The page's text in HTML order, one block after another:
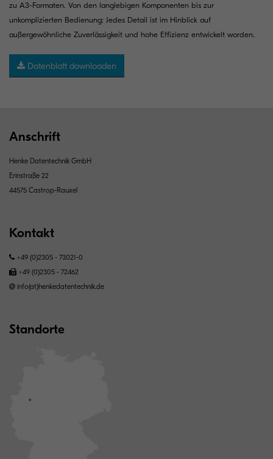
zu A3-Formaten. Von den langlebigen Komponenten bis zur
unkomplizierten Bedienung: Jedes Detail ist im Hinblick auf
außergewöhnliche Zuverlässigkeit und hohe Effizienz entwickelt worden.
Datenblatt downloaden
Anschrift
Henke Datentechnik GmbH
Erinstraße 22
44575 Castrop-Rauxel
Kontakt
+49 (0)2305 - 73021-0
+49 (0)2305 - 72462
info(at)henkedatentechnik.de
Standorte